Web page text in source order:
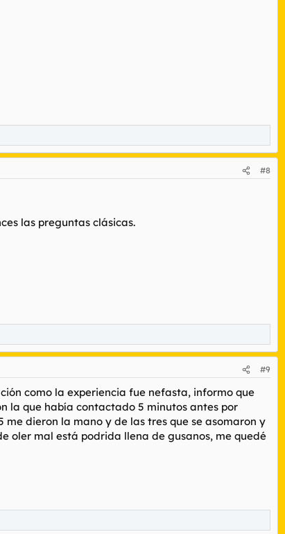
#8
las preguntas clásicas.
#9
como la experiencia fue nefasta, informo que
la que había contactado 5 minutos antes por
me dieron la mano y de las tres que se asomaron y
oler mal está podrida llena de gusanos, me quedé